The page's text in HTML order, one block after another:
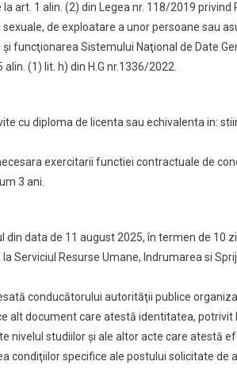
art. 1 alin. (2) din Legea nr. 118/2019
de exploatare a unor persoane sau
şi funcţionarea Sistemului Naţional de Date
(1) lit. h) din H.G nr.1336/2022.
cu diploma de licenta sau echivalenta in:
exercitarii functiei contractuale de
3 ani.
din data de 11 august 2025, în termen de 10
Serviciul Resurse Umane, Indrumarea si
conducătorului autorităţii publice
alt document care atestă identitatea, potrivit
nivelul studiilor şi ale altor acte care atestă
condiţiilor specifice ale postului solicitate de